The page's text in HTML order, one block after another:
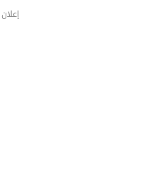
إعلان